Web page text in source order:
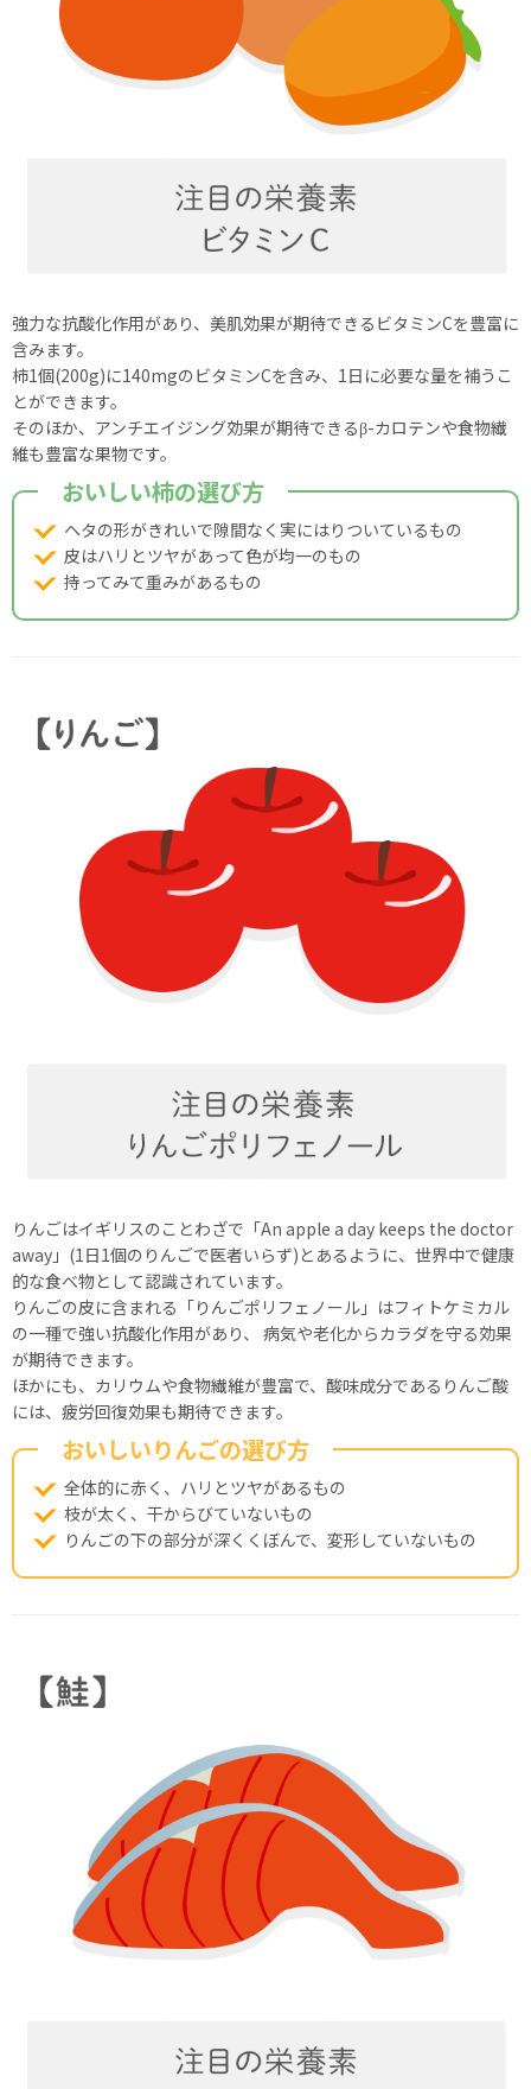
強力な抗酸化作用があり、美肌効果が期待できるビタミンCを豊富に
含みます。
柿1個(200g)に140mgのビタミンCを含み、1日に必要な量を補うこ
とができます。
そのほか、アンチエイジング効果が期待できるβ-カロテンや食物繊
維も豊富な果物です。
おいしい柿の選び方
ヘタの形がきれいで隙間なく実にはりついているもの
皮はハリとツヤがあって色が均一のもの
持ってみて重みがあるもの
りんごはイギリスのことわざで「An apple a day keeps the doctor
away」(1日1個のりんごで医者いらず)とあるように、世界中で健康
的な食べ物として認識されています。
りんごの皮に含まれる「りんごポリフェノール」はフィトケミカル
の一種で強い抗酸化作用があり、 病気や老化からカラダを守る効果
が期待できます。
ほかにも、カリウムや食物繊維が豊富で、酸味成分であるりんご酸
には、疲労回復効果も期待できます。
おいしいりんごの選び方
全体的に赤く、ハリとツヤがあるもの
枝が太く、干からびていないもの
りんごの下の部分が深くくぼんで、変形していないもの